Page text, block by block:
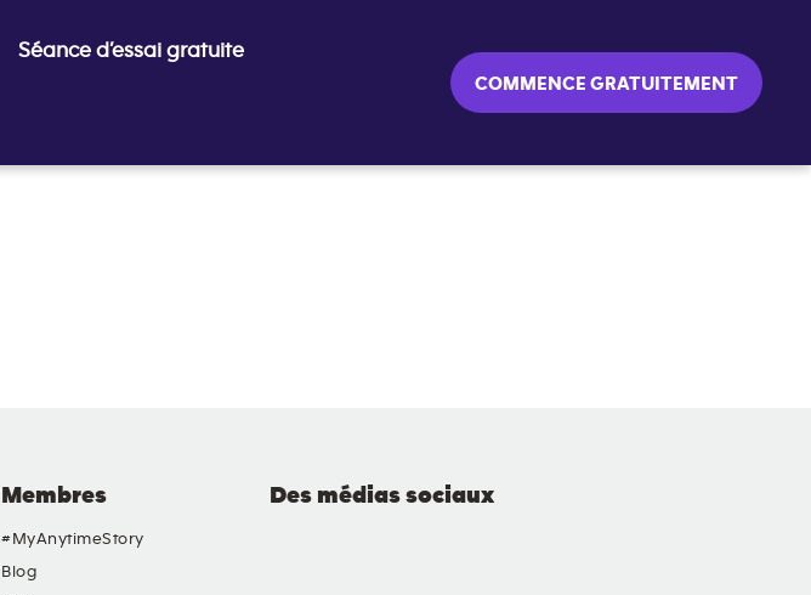
Séance d’essai gratuite
COMMENCE GRATUITEMENT
Membres
#MyAnytimeStory
Blog
Des médias sociaux